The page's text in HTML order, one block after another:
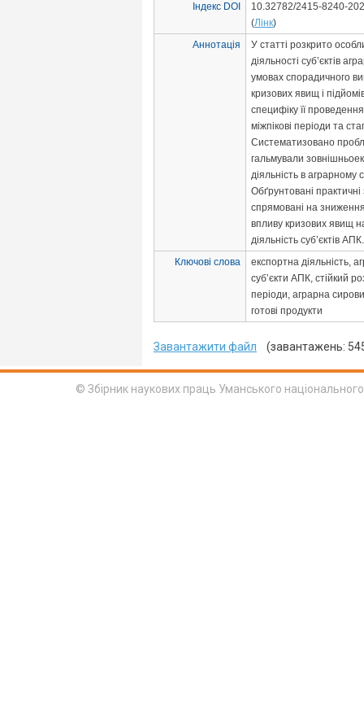
Індекс DOI
10.32782/2415-8240-
(Лінк)
Аннотація
У статті розкрито
діяльності суб’єктів
умовах спорадичного
кризових явищ і
специфіку її
міжпікові періоди та
Систематизовано
гальмували
діяльність в аграрному
Обґрунтовані
спрямовані на
впливу кризових явищ
діяльність суб’єктів АПК.
Ключові слова
експортна діяльність,
суб’єкти АПК, стійкий
періоди, аграрна
готові продукти
Завантажити файл (завантажень:
© Збірник наукових праць Уманського